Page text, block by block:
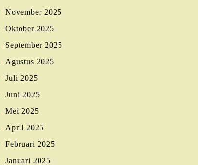
November 2025
Oktober 2025
September 2025
Agustus 2025
Juli 2025
Juni 2025
Mei 2025
April 2025
Februari 2025
Januari 2025